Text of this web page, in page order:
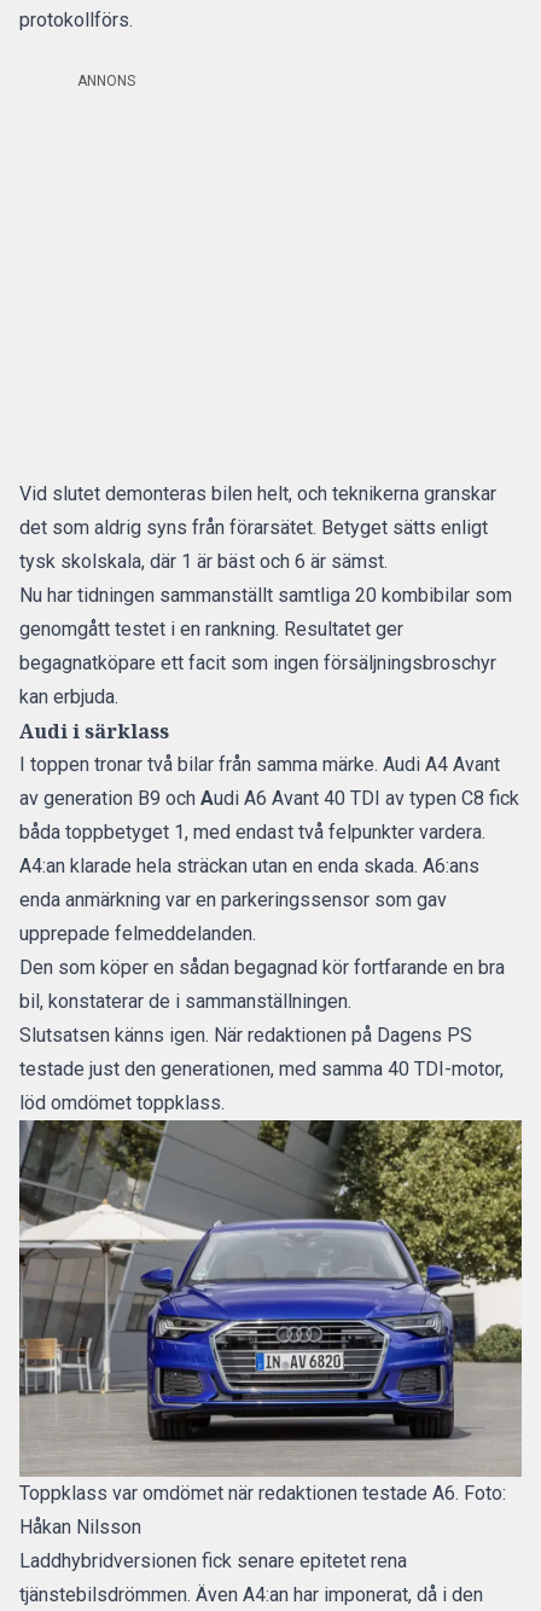
protokollförs.
ANNONS
Vid slutet demonteras bilen helt, och teknikerna granskar
det som aldrig syns från förarsätet. Betyget sätts enligt
tysk skolskala, där 1 är bäst och 6 är sämst.
Nu har tidningen sammanställt samtliga 20 kombibilar som
genomgått testet i en rankning. Resultatet ger
begagnatköpare ett facit som ingen försäljningsbroschyr
kan erbjuda.
Audi i särklass
I toppen tronar två bilar från samma märke. Audi A4 Avant
av generation B9 och Audi A6 Avant 40 TDI av typen C8 fick
båda toppbetyget 1, med endast två felpunkter vardera.
A4:an klarade hela sträckan utan en enda skada. A6:ans
enda anmärkning var en parkeringssensor som gav
upprepade felmeddelanden.
Den som köper en sådan begagnad kör fortfarande en bra
bil, konstaterar de i sammanställningen.
Slutsatsen känns igen. När redaktionen på Dagens PS
testade just den generationen, med samma 40 TDI-motor,
löd omdömet toppklass.
Toppklass var omdömet när redaktionen testade A6. Foto:
Håkan Nilsson
Laddhybridversionen fick senare epitetet rena
tjänstebilsdrömmen. Även A4:an har imponerat, då i den